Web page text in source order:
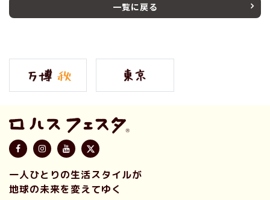
一覧に戻る
一人ひとりの生活スタイルが
地球の未来を変えてゆく